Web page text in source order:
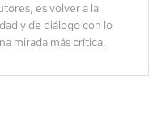
es volver a la
y de diálogo con lo
mirada más crítica.